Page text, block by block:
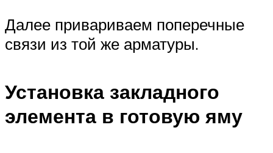
Далее привариваем поперечные
связи из той же арматуры.
Установка закладного
элемента в готовую яму